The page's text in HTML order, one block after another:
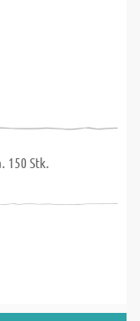
150 Stk.